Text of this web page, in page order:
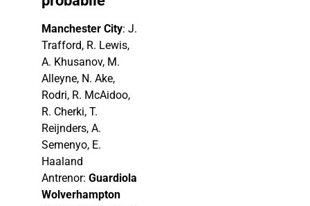
Manchester City: J.
Trafford, R. Lewis,
A. Khusanov, M.
Alleyne, N. Ake,
Rodri, R. McAidoo,
R. Cherki, T.
Reijnders, A.
Semenyo, E.
Haaland
Antrenor: Guardiola
Wolverhampton